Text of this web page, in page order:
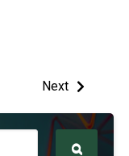
Next